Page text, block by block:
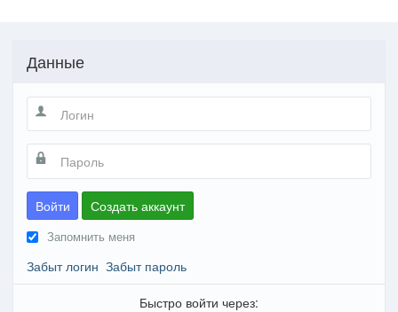
Данные
Войти Создать аккаунт
Запомнить меня
Забыт логин Забыт пароль
Быстро войти через: